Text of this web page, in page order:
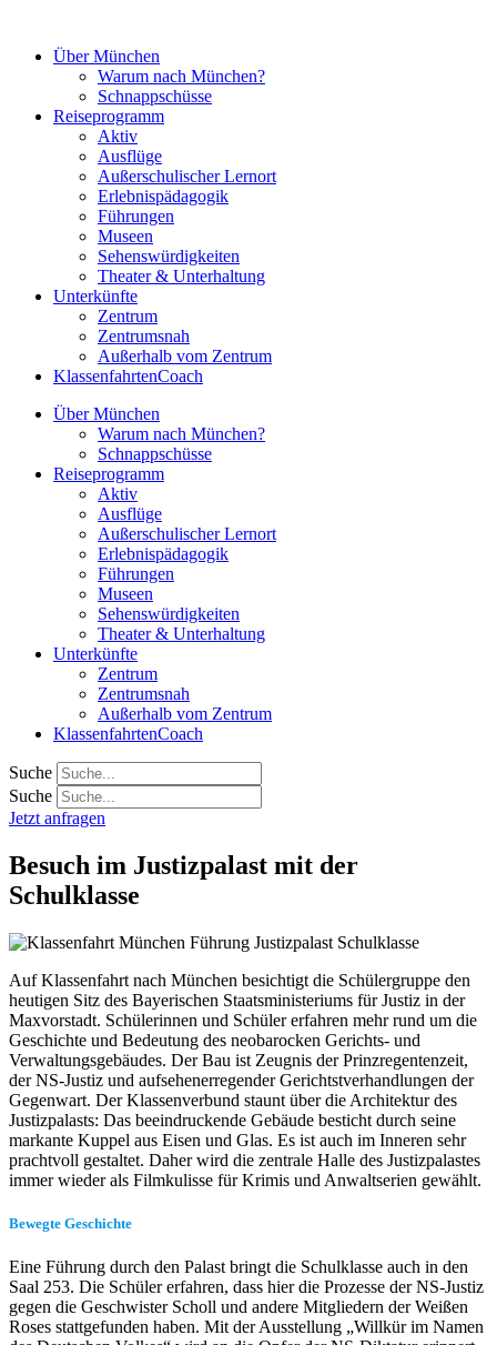
springenÜber München
Warum nach München?
Schnappschüsse
Reiseprogramm
Aktiv
Ausflüge
Außerschulischer Lernort
Erlebnispädagogik
Führungen
Museen
Sehenswürdigkeiten
Theater & Unterhaltung
Unterkünfte
Zentrum
Zentrumsnah
Außerhalb vom Zentrum
KlassenfahrtenCoach
Über München
Warum nach München?
Schnappschüsse
Reiseprogramm
Aktiv
Ausflüge
Außerschulischer Lernort
Erlebnispädagogik
Führungen
Museen
Sehenswürdigkeiten
Theater & Unterhaltung
Unterkünfte
Zentrum
Zentrumsnah
Außerhalb vom Zentrum
KlassenfahrtenCoach
Suche
Suche
Jetzt anfragen
Besuch im Justizpalast mit der
Schulklasse
Auf Klassenfahrt nach München besichtigt die Schülergruppe den
heutigen Sitz des Bayerischen Staatsministeriums für Justiz in der
Maxvorstadt. Schülerinnen und Schüler erfahren mehr rund um die
Geschichte und Bedeutung des neobarocken Gerichts- und
Verwaltungsgebäudes. Der Bau ist Zeugnis der Prinzregentenzeit,
der NS-Justiz und aufsehenerregender Gerichtstverhandlungen der
Gegenwart. Der Klassenverbund staunt über die Architektur des
Justizpalasts: Das beeindruckende Gebäude besticht durch seine
markante Kuppel aus Eisen und Glas. Es ist auch im Inneren sehr
prachtvoll gestaltet. Daher wird die zentrale Halle des Justizpalastes
immer wieder als Filmkulisse für Krimis und Anwaltserien gewählt.
Bewegte Geschichte
Eine Führung durch den Palast bringt die Schulklasse auch in den
Saal 253. Die Schüler erfahren, dass hier die Prozesse der NS-Justiz
gegen die Geschwister Scholl und andere Mitgliedern der Weißen
Roses stattgefunden haben. Mit der Ausstellung „Willkür im Namen